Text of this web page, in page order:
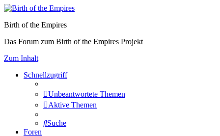
Birth of the Empires
Das Forum zum Birth of the Empires Projekt
Zum Inhalt
Schnellzugriff
Unbeantwortete Themen
Aktive Themen
Suche
Foren